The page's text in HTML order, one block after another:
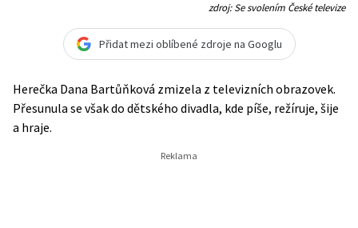
zdroj: Se svolením České televize
Přidat mezi oblíbené zdroje na Googlu
Herečka Dana Bartůňková zmizela z televizních obrazovek.
Přesunula se však do dětského divadla, kde píše, režíruje, šije
a hraje.